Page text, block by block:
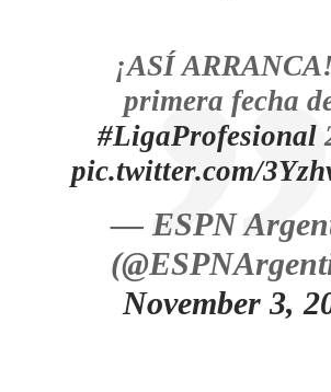
¡ASÍ
primera fecha
#LigaProfesional
pic.twitter.com/
— ESPN
November 3,